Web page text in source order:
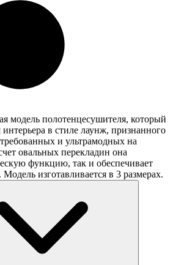
модель полотенцесушителя, который
в стиле лаунж, признанного
и ультрамодных на
овальных перекладин она
функцию, так и обеспечивает
изготавливается в 3 размерах.